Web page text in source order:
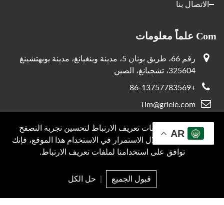
نحن نستخدم ملفات تعريف الارتباط لتحسين تجربة التصفح
الخاصة بك. من خلال الاستمرار في الاستخدام هذا الموقع، فإنك
توافق على استخدامنا لملفات تعريف الارتباط.
قبول الجميع حل الكل
الاتصال بنا
Com علماً معلومات
رقم 66، طريق بونان 5، مدينة وينغيانغ، مدينة يويهتشينغ
325604، تشجيانغ، الصين
+86-13757783569
Tim@grlele.com
+86-13757783569
AR